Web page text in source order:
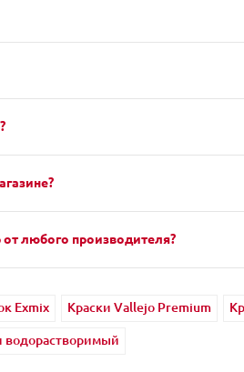
любого производителя?
Exmix Краски Vallejo Premium
водорастворимый